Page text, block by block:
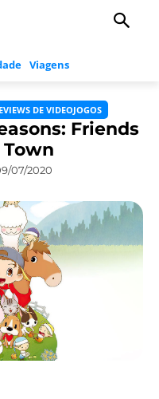
Viagens
DE VIDEOJOGOS
Friends
07/2020